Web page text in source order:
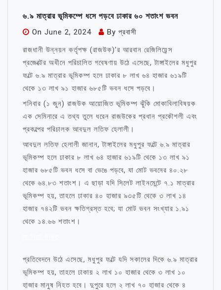
৬.৯ মাত্রার ভূমিকম্পে ধসে পড়বে ঢাকার ৬০ শতাংশ ভবন
On June 2, 2024 By প্রবাসী
রাজধানী উন্নয়ন কর্তৃপক্ষ (রাজউক)’র আরবান রেজিলিয়েন্স
প্রজেক্টের অধীনে পরিচালিত গবেষণায় উঠে এসেছে, টাঙ্গাইলের মধুপুর
ফল্টে ৬.৯ মাত্রার ভূমিকম্প হলে ঢাকার ৮ লাখ ৬৪ হাজার ৬১৯টি
থেকে ১৩ লাখ ৯১ হাজার ৬৮৫টি ভবন ধসে পড়বে।
শনিবার (১ জুন) রাজউক আয়োজিত ভূমিকম্প ঝুঁকি মোকাবিলাবিষয়ক
এক সেমিনারে এ তথ্য তুলে ধরেন রাজউকের প্রধান প্রকৌশলী এবং
প্রকল্পের পরিচালক আবদুল লতিফ হেলালী।
আবদুল লতিফ হেলালী জানান, টাঙ্গাইলের মধুপুর ফল্টে ৬.৯ মাত্রার
ভূমিকম্প হলে ঢাকার ৮ লাখ ৬৪ হাজার ৬১৯টি থেকে ১৩ লাখ ৯১
হাজার ৬৮৫টি ভবন ধসে বা ভেঙে পড়বে, যা মোট ভবনের ৪০.২৮
থেকে ৬৪.৮৩ শতাংশ। এ ছাড়া যদি সিলেট লাইনমেন্টে ৭.১ মাত্রার
ভূমিকম্প হয়, তাহলে ঢাকার ৪০ হাজার ৯৩৫টি থেকে ৩ লাখ ১৪
হাজার ৭৪২টি ভবন ক্ষতিগ্রস্ত হবে; যা মোট ভবন সংখ্যার ১.৯১
থেকে ১৪.৬৬ শতাংশ।
প্রতিবেদনে উঠে এসেছে, মধুপুর ফল্টে যদি সকালের দিকে ৬.৯ মাত্রার
ভূমিকম্প হয়, তাহলে ঢাকায় ২ লাখ ১০ হাজার থেকে ৩ লাখ ১০
হাজার মানুষ নিহত হবে। দুপুরে হলে ২ লাখ ৭০ হাজার থেকে ৪